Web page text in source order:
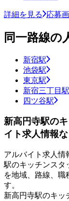
詳細を見る 応募
同一路線の
新宿駅
池袋駅
東京駅
新宿三丁目駅
四ツ谷駅
新高円寺駅の
イト求人情報
アルバイト求人情
駅のキッチンスタ
を地域、路線、職
す。
新高円寺駅のキッ